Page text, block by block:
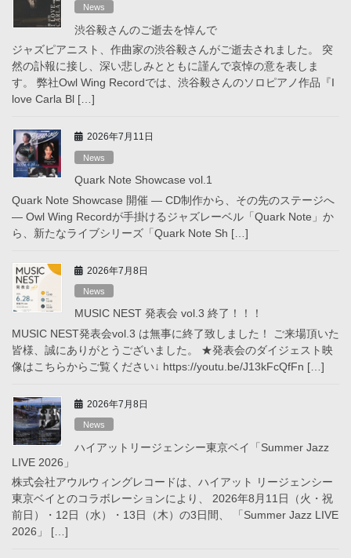
News
渋谷毅さんのご逝去を悼んで
ジャズピアニスト、作曲家の渋谷毅さんがご逝去されました。 突
然の訃報に接し、深い悲しみとともに謹んで哀悼の意を表しま
す。 弊社Owl Wing Recordでは、渋谷毅さんのソロピアノ作品『I
love Carla Bl […]
2026年7月11日
News
Quark Note Showcase vol.1
Quark Note Showcase 開催 ― CD制作から、その先のステージへ
― Owl Wing Recordが手掛けるジャズレーベル「Quark Note」か
ら、新たなライブシリーズ「Quark Note Sh […]
2026年7月8日
News
MUSIC NEST 発表会 vol.3 終了！！！
MUSIC NEST発表会vol.3 は無事に終了致しました！ ご来場頂いた
皆様、誠にありがとうございました。 ★発表会のダイジェスト映
像はこちらからご覧ください↓ https://youtu.be/J13kFcQfFn […]
2026年7月8日
News
ハイアットリージェンシー東京ベイ「Summer Jazz
LIVE 2026」
株式会社アウルウィングレコードは、ハイアット リージェンシー
東京ベイとのコラボレーションにより、 2026年8月11日（火・祝
前日）・12日（水）・13日（木）の3日間、 「Summer Jazz LIVE
2026」 […]